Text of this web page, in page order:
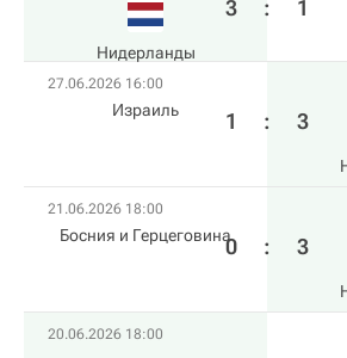
Нидерланды
3 : 1
27.06.2026 16:00
Израиль 1 : 3
21.06.2026 18:00
Босния и Герцеговина0 : 3
20.06.2026 18:00